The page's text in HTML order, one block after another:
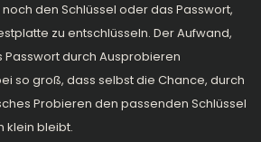
den Schlüssel oder das Passwort,
zu entschlüsseln. Der Aufwand,
durch Ausprobieren
so groß, dass selbst die Chance, durch
Probieren den passenden Schlüssel
klein bleibt.